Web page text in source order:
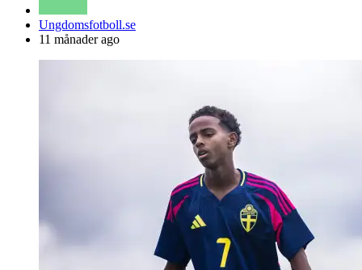
Posted
by
Ungdomsfotboll.se
11 månader ago